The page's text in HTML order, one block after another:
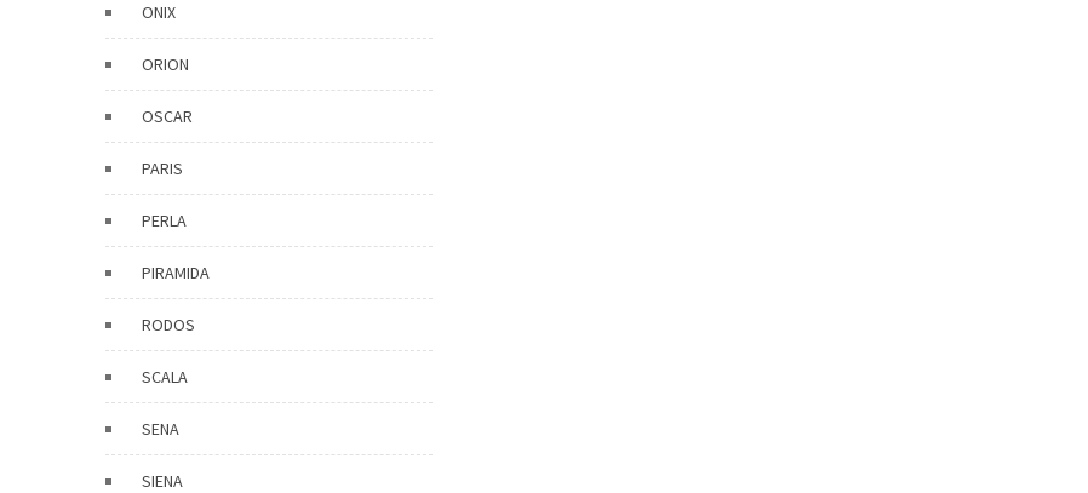
ONIX
ORION
OSCAR
PARIS
PERLA
PIRAMIDA
RODOS
SCALA
SENA
SIENA